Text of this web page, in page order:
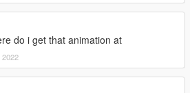
do i get that animation at